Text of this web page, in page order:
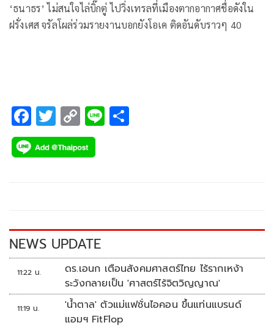
‘ธนาธร’ ไม่สนใจไล่บิ๊กตู่ ไปวิ่งเทรลที่เมืองตากอากาศชื่อดังใน
ฝรั่งเศส จรัลโผล่ร่วมรายงานบอกยังโอเค ติดอันดับราวๆ 40
F
ac
e
k
T
wi
tt
C
o
p
k
Li
NEWS UPDATE
11:22 น.
ดร.เอนก เตือนสังคมศาสตร์ไทย ไร้รากเหง้า
ระวังกลายเป็น 'ศาสตร์ไร้จิตวิญญาณ'
11:19 น.
'น้ำตาล' ตัวแม่แฟชั่นไอคอน ขึ้นแท่นแบรนด์
แอมฯ FitFlop